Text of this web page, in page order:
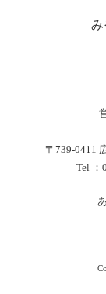
〒739-0411
Tel ：